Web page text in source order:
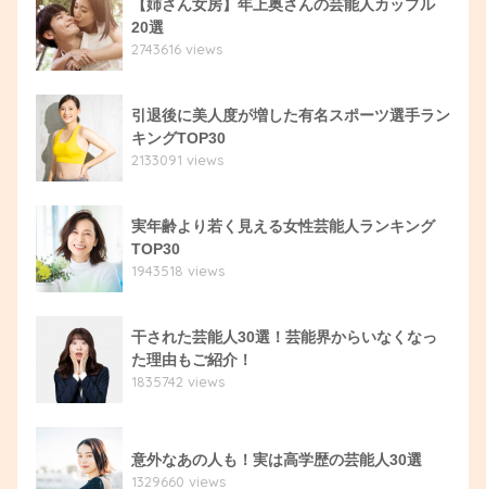
【姉さん女房】年上奥さんの芸能人カップル
20選
2743616 views
引退後に美人度が増した有名スポーツ選手ラン
キングTOP30
2133091 views
実年齢より若く見える女性芸能人ランキング
TOP30
1943518 views
干された芸能人30選！芸能界からいなくなっ
た理由もご紹介！
1835742 views
意外なあの人も！実は高学歴の芸能人30選
1329660 views